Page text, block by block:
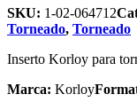
SKU: 1-02-064712
Torneado, Torneado
Inserto Korloy para
Marca: Korloy